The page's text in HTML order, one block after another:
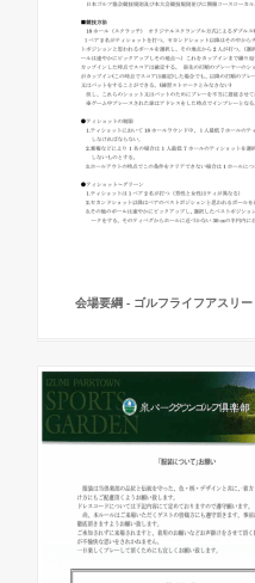
会場要綱 - ゴルフライフアスリ